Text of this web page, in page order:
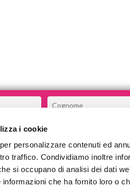
i cookie
personalizzare contenuti ed
traffico. Condividiamo inoltre
si occupano di analisi dei dati
che ha fornito loro o
CHI SIAMO
COSA FACCIAMO
COMMUNITY